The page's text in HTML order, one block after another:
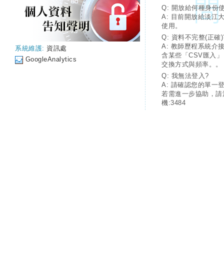
系統維護: 資訊處
GoogleAnalytics
Q: 開放給何種身份
A: 目前開放給淡江
使用。
Q: 資料不完整(正確
A: 教師歷程系統介
含某些「CSV匯入
交換方式與頻率。。
Q: 我無法登入?
A: 請確認您的單一
若需進一步協助，
機:3484